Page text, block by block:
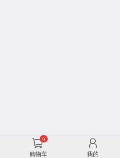
0
购物车 我的